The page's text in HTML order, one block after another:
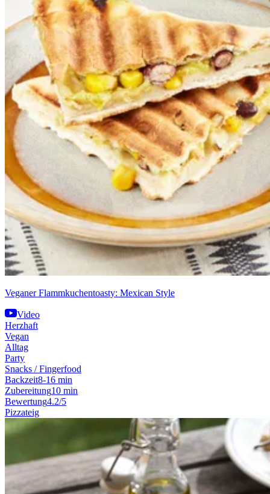
Veganer Flammkuchentoasty: Mexican Style
Video
Herzhaft
Vegan
Alltag
Party
Snacks / Fingerfood
Backzeit8-16 min
Zubereitung10 min
Bewertung4.2/5
Pizzateig